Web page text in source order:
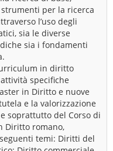
per la ricerca
l’uso degli
sia le diverse
sia i fondamenti
in diritto
specifiche
in Diritto e nuove
e la valorizzazione
soprattutto del Corso di
Diritto romano,
temi: Diritti del